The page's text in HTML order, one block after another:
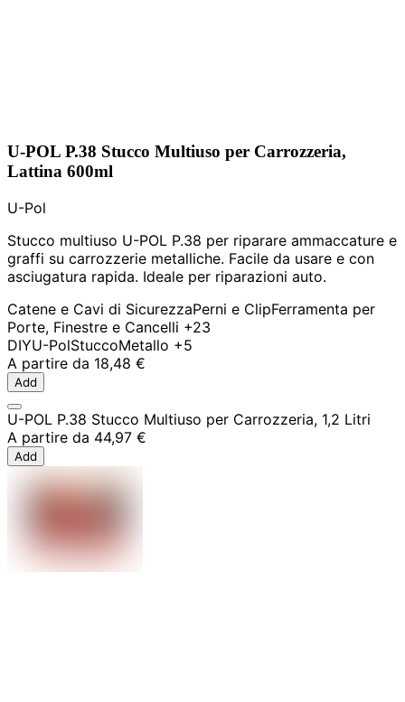
U-POL P.38 Stucco Multiuso per Carrozzeria,
Lattina 600ml
U-Pol
Stucco multiuso U-POL P.38 per riparare ammaccature e
graffi su carrozzerie metalliche. Facile da usare e con
asciugatura rapida. Ideale per riparazioni auto.
Catene e Cavi di SicurezzaPerni e ClipFerramenta per
Porte, Finestre e Cancelli +23
DIYU-PolStuccoMetallo +5
A partire da 18,48 €
Add
U-POL P.38 Stucco Multiuso per Carrozzeria, 1,2 Litri
A partire da 44,97 €
Add